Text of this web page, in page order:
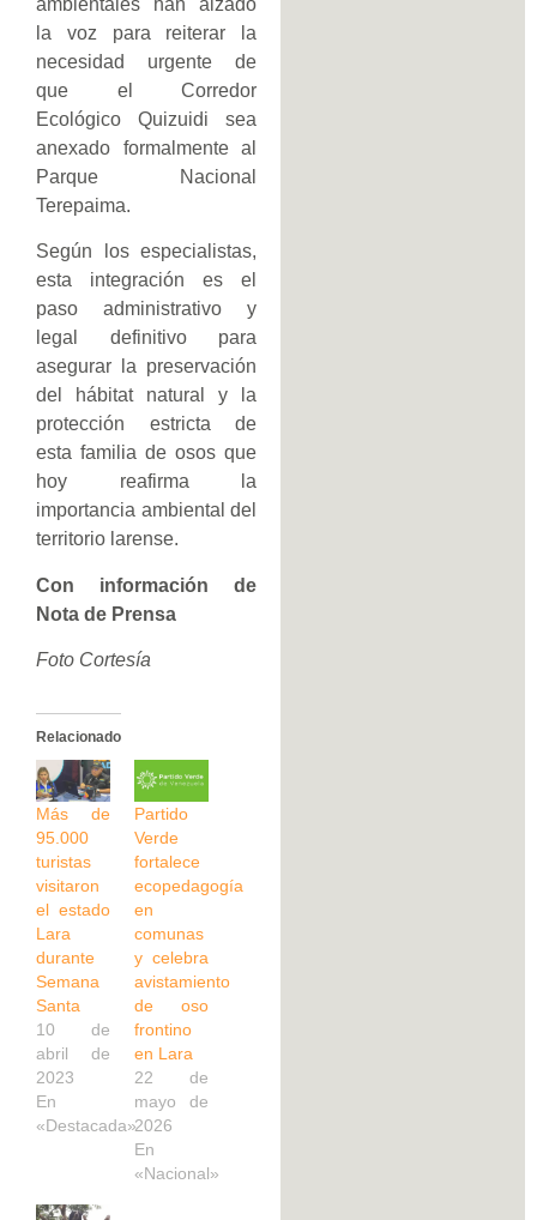
la voz para reiterar la
necesidad urgente de
que el Corredor
Ecológico Quizuidi sea
anexado formalmente al
Parque Nacional
Terepaima.
Según los especialistas,
esta integración es el
paso administrativo y
legal definitivo para
asegurar la preservación
del hábitat natural y la
protección estricta de
esta familia de osos que
hoy reafirma la
importancia ambiental del
territorio larense.
Con información de
Nota de Prensa
Foto Cortesía
Relacionado
Más de
95.000
turistas
visitaron
el estado
Lara
durante
Semana
Santa
10 de
abril de
2023
En
«Destacada»
Partido
Verde
fortalece
ecopedagogía
en
comunas
y celebra
avistamiento
de oso
frontino
en Lara
22 de
mayo de
2026
En
«Nacional»